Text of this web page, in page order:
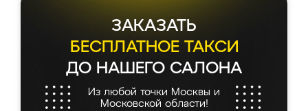
ЗАКАЗАТЬ
БЕСПЛАТНОЕ ТАКСИ
ДО НАШЕГО САЛОНА
Из любой точки Москвы и
Московской области!